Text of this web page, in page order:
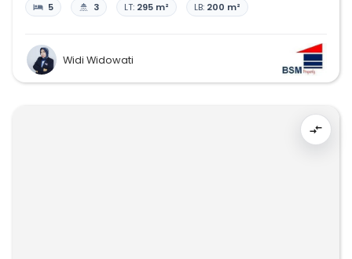
5 3 LT: 295 m² LB: 200 m²
Widi Widowati